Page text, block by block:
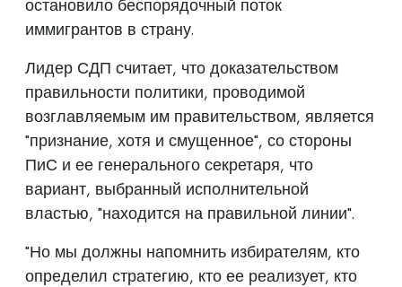
остановило беспорядочный поток
иммигрантов в страну.
Лидер СДП считает, что доказательством
правильности политики, проводимой
возглавляемым им правительством, является
"признание, хотя и смущенное", со стороны
ПиС и ее генерального секретаря, что
вариант, выбранный исполнительной
властью, "находится на правильной линии".
"Но мы должны напомнить избирателям, кто
определил стратегию, кто ее реализует, кто